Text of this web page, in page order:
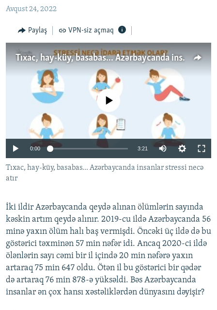
ARAŞDIRMA
MULTIMEDIA
FOTOQALEREYA
İNFOQRAFIKA
KARIKATURA
RADIO ARXIV
OXU ZALI
AZƏRBAYCAN ƏDƏBIYYATI KITABXANASI
İSLAM VƏ DEMOKRATIYA
İZ - MƏDƏNIYYƏT PROQRAMI
HAQQIMIZDA
MISSIYAMIZ
PEŞƏ ETIKASI VƏ JURNALISTIKA STANDARTLARIMIZ
MATERIALLARIMIZDAN ISTIFADƏ
AZADLIQRADIOSU MOBIL TELEFONUNUZDA
BIZIMLƏ ƏLAQƏ
XƏBƏR BÜLLETENLƏRIMIZ
RFE/RL-in bütün saytları
Avqust 24, 2022
Paylaş VPN-siz açmaq
Tıxac, hay-küy, basabas... Azərbaycanda insanlar stressi necə atır
No media source currently available
0:00 3:21
Tıxac, hay-küy, basabas... Azərbaycanda insanlar stressi necə
atır
İki ildir Azərbaycanda qeydə alınan ölümlərin sayında
kəskin artım qeydə alınır. 2019-cu ildə Azərbaycanda 56
minə yaxın ölüm halı baş vermişdi. Öncəki üç ildə də bu
göstərici təxminən 57 min nəfər idi. Ancaq 2020-ci ildə
ölənlərin sayı cəmi bir il içində 20 min nəfərə yaxın
artaraq 75 min 647 oldu. Ötən il bu göstərici bir qədər
də artaraq 76 min 878-ə yüksəldi. Bəs Azərbaycanda
insanlar ən çox hansı xəstəliklərdən dünyasını dəyişir?